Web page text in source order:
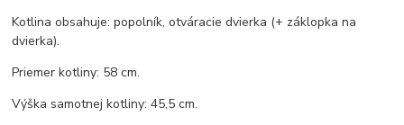
Kotlina obsahuje: popolník, otváracie dvierka (+ záklopka na
dvierka).
Priemer kotliny: 58 cm.
Výška samotnej kotliny: 45,5 cm.